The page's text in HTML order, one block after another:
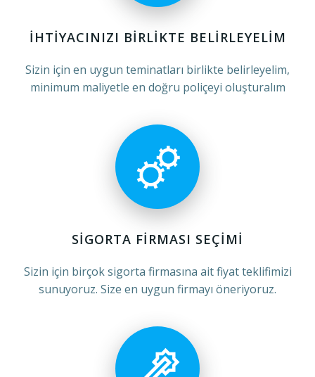
İHTİYACINIZI BİRLİKTE BELİRLEYELİM
Sizin için en uygun teminatları birlikte belirleyelim,
minimum maliyetle en doğru poliçeyi oluşturalım
SIGORTA FIRMASI SEÇIMI
Sizin için birçok sigorta firmasına ait fiyat teklifimizi
sunuyoruz. Size en uygun firmayı öneriyoruz.